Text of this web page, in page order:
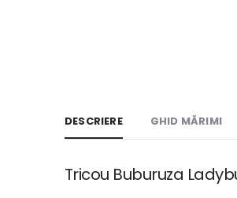
DESCRIERE GHID MĂRIMI
Tricou Buburuza